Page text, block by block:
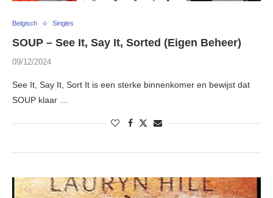
Belgisch Singles
SOUP – See It, Say It, Sorted (Eigen Beheer)
09/12/2024
See It, Say It, Sort It is een sterke binnenkomer en bewijst dat
SOUP klaar …